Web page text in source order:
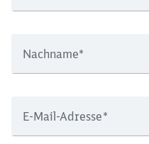
Nachname*
E-Mail-Adresse*